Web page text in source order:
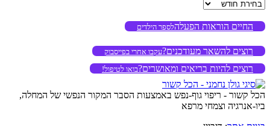
ארכיון
החיים הוראות הפעלהלספר הילדים
רוצים להשאר מעודכנים?עקבו אחרי בפייסבוק
רוצים להיות בריאים ומאושרים?בואו לטיפול!
הכל קשור - ריפוי גוף-נפש באמצעות הסבר המקור הנפשי של המחלה,
ביו-אנרגיה וצמחי מרפא